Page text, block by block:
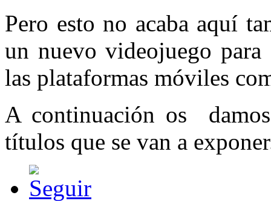
Pero esto no acaba aquí
un nuevo videojuego
las plataformas móviles
A continuación os
títulos que se van a